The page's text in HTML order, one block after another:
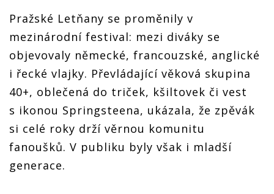
plnou
energie,
kritizoval
USA
plnou
energie,
kritizoval
USA
plnou
energie,
kritizoval
USA
kritizoval
USA
Pražské Letňany se proměnily v
mezinárodní festival: mezi diváky se
objevovaly německé, francouzské, anglické
i řecké vlajky. Převládající věková skupina
40+, oblečená do triček, kšiltovek či vest
s ikonou Springsteena, ukázala, že zpěvák
si celé roky drží věrnou komunitu
fanoušků. V publiku byly však i mladší
generace.